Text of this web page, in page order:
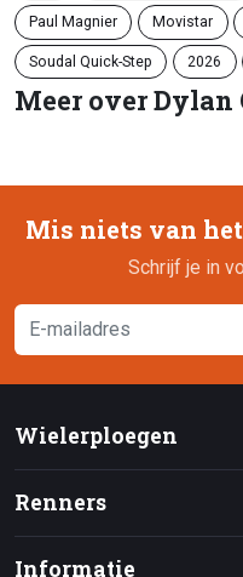
Paul Magnier Movistar
Soudal Quick-Step 2026
Meer over Dylan
Mis niets van
Schrijf je in
Wielerploegen
Renners
Informatie